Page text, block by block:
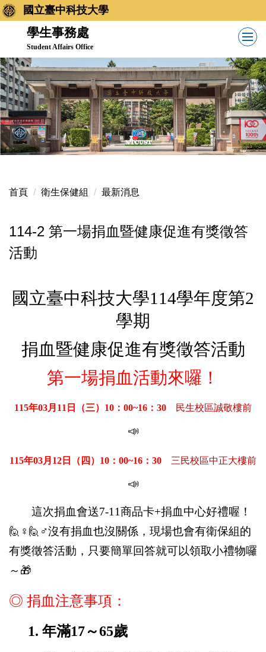
跳
到
內
容
區
國立臺中科技大學
學生事務處
Student Affairs Office
首頁 衛生保健組 最新消息
114-2 第一場捐血暨健康促進有獎徵答
活動
國立臺中科技大學114學年度第2
學期
捐血暨健康促進有獎徵答活動
第一場捐血活動來囉 ！
115年03月11日（三）10：00~16：30 民生校區誠敬樓前
📣
115年03月12日（四）10：00~16：30 三民校區中正大樓前
📣
這次捐血會送7-11商品卡+捐血中心好禮喔！
🙋 ♀️ 🙋 ♂️沒有捐血也沒關係，現場也會有衛保組的
有獎徵答活動，只要簡單回答就可以領取小禮物囉
～ 🎁
◎ 捐血注意事項：
1. 年滿17～65歲